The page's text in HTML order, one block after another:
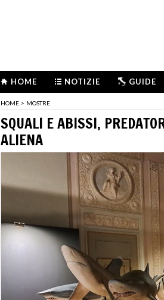
HOME NOTIZIE GUIDE
HOME > MOSTRE
SQUALI E ABISSI,
ALIENA